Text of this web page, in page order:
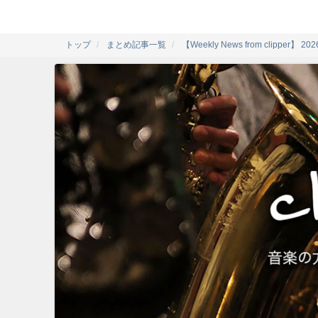
トップ まとめ記事一覧 【Weekly News from clipper】